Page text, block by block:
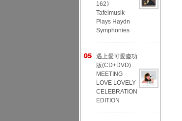
162》
Tafelmusik
Plays Haydn
Symphonies
遇上愛可愛慶功
版(CD+DVD)
MEETING
LOVE LOVELY
CELEBRATION
EDITION